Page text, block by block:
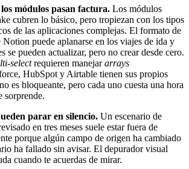
módulos pasan factura. Los módulos
cubren lo básico, pero tropiezan con los tipos
de las aplicaciones complejas. El formato de
puede aplanarse en los viajes de ida y
se pueden actualizar, pero no crear desde cero.
selectrequieren manejararrays
HubSpot y Airtable tienen sus propios
es bloqueante, pero cada uno cuesta una hora
sorprende.
parar en silencio. Un escenario de
en tres meses suele estar fuera de
porque algún campo de origen ha cambiado
ha fallado sin avisar. El depurador visual
cuando te acuerdas de mirar.